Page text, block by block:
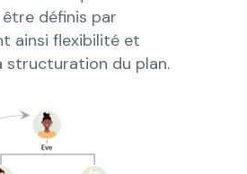
définis par
ainsi flexibilité et
structuration du plan.